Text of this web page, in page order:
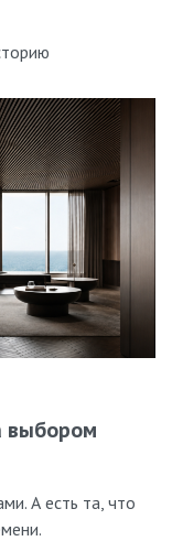
выбором
А есть та, что